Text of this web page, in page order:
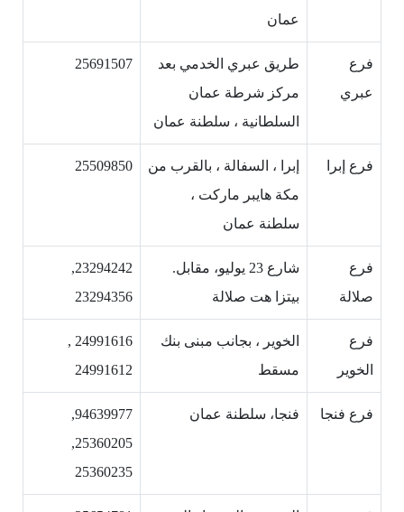
عمان
فرع
عبري
طريق عبري الخدمي بعد
مركز شرطة عمان
السلطانية ، سلطنة عمان
25691507
فرع إبرا
إبرا ، السفالة ، بالقرب من
مكة هايبر ماركت ،
سلطنة عمان
25509850
فرع
صلالة
شارع 23 يوليو، مقابل.
بيتزا هت صلالة
23294242,
23294356
فرع
الخوير
الخوير ، بجانب مبنى بنك
مسقط
24991616 ,
24991612
فرع فنجا فنجا، سلطنة عمان
94639977,
25360205,
25360235